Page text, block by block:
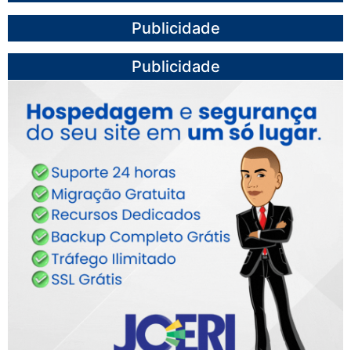
Publicidade
Publicidade